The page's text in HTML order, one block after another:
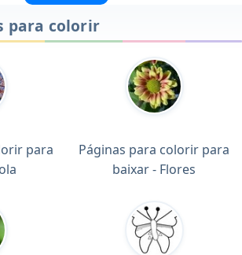
para colorir
para
Páginas para colorir para
baixar - Flores